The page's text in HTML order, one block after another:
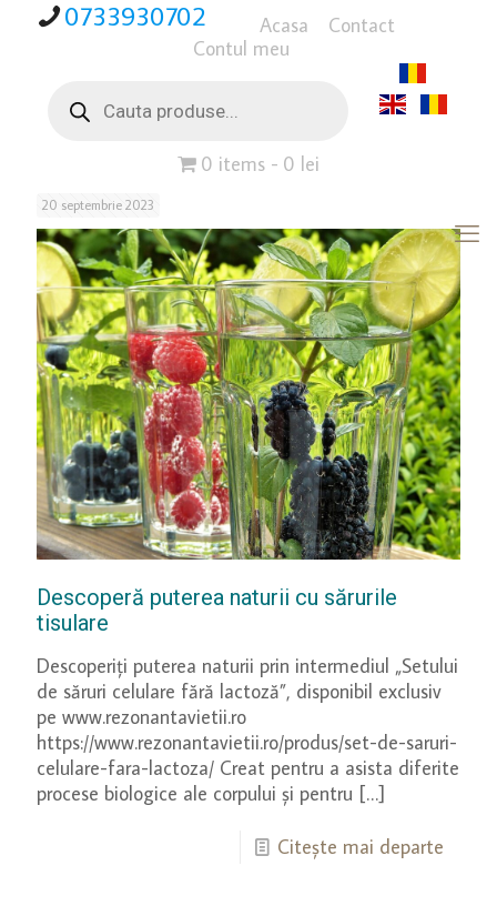
0733930702 Acasa
Contact
Contul meu
search
0 items 0 lei
20 septembrie 2023
Descoperă puterea naturii cu sărurile
tisulare
Descoperiți puterea naturii prin intermediul „Setului
de săruri celulare fără lactoză”, disponibil exclusiv
pe www.rezonantavietii.ro
https://www.rezonantavietii.ro/produs/set-de-saruri-
celulare-fara-lactoza/ Creat pentru a asista diferite
procese biologice ale corpului și pentru […]
Citește mai departe